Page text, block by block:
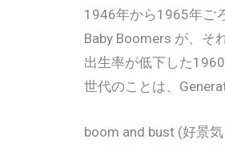
1946年から1965年ごろ
Baby Boomers が、それ
出生率が低下した1960年
世代のことは、
boom and bust (好景気と